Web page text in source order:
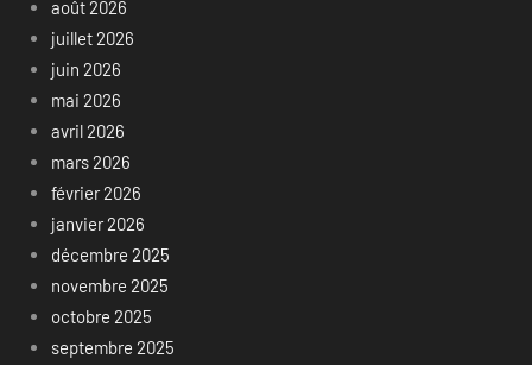
août 2026
juillet 2026
juin 2026
mai 2026
avril 2026
mars 2026
février 2026
janvier 2026
décembre 2025
novembre 2025
octobre 2025
septembre 2025